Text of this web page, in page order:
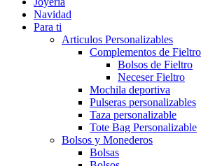
Navidad
Para ti
Articulos Personalizables
Complementos de Fieltro
Bolsos de Fieltro
Neceser Fieltro
Mochila deportiva
Pulseras personalizables
Taza personalizable
Tote Bag Personalizable
Bolsos y Monederos
Bolsas